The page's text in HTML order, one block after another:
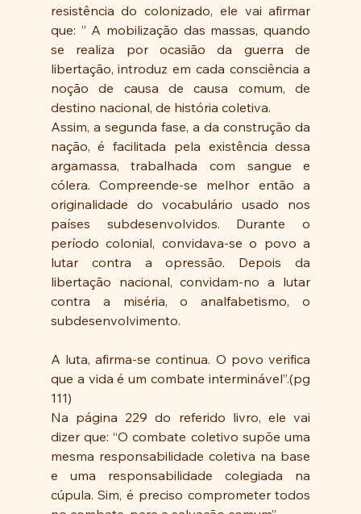
resistência do colonizado, ele vai afirmar
que: ” A mobilização das massas, quando
se realiza por ocasião da guerra de
libertação, introduz em cada consciência a
noção de causa de causa comum, de
destino nacional, de história coletiva.
Assim, a segunda fase, a da construção da
nação, é facilitada pela existência dessa
argamassa, trabalhada com sangue e
cólera. Compreende-se melhor então a
originalidade do vocabulário usado nos
países subdesenvolvidos. Durante o
período colonial, convidava-se o povo a
lutar contra a opressão. Depois da
libertação nacional, convidam-no a lutar
contra a miséria, o analfabetismo, o
subdesenvolvimento.
A luta, afirma-se continua. O povo verifica
que a vida é um combate interminável”.(pg
111)
Na página 229 do referido livro, ele vai
dizer que: “O combate coletivo supõe uma
mesma responsabilidade coletiva na base
e uma responsabilidade colegiada na
cúpula. Sim, é preciso comprometer todos